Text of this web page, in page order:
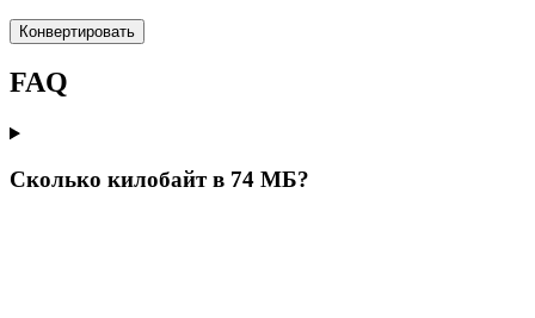
Конвертировать
FAQ
Сколько килобайт в 74 МБ?